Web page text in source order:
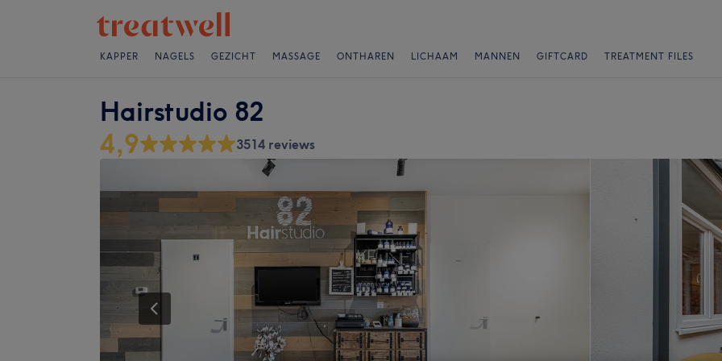
KAPPER NAGELS GEZICHT MASSAGE ONTHAREN LICHAAM MANNEN GIFTCARD TREATMENT FILES
Hairstudio 82
4,9
3514 reviews